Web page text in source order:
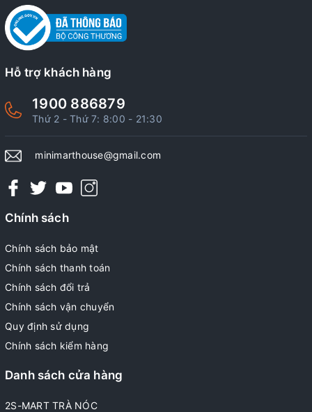
Hỗ trợ khách hàng
1900 886879
Thứ 2 - Thứ 7: 8:00 - 21:30
minimarthouse@gmail.com
Chính sách
Chính sách bảo mật
Chính sách thanh toán
Chính sách đổi trả
Chính sách vận chuyển
Quy định sử dụng
Chính sách kiểm hàng
Danh sách cửa hàng
2S-MART TRÀ NÓC